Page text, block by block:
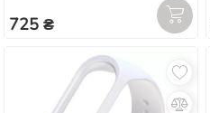
725 ₴